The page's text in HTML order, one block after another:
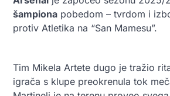
šampiona pobedom – tvrdom i
protiv Atletika na “San Mamesu”.
Tim Mikela Artete dugo je tražio
igrača s klupe preokrenula tok